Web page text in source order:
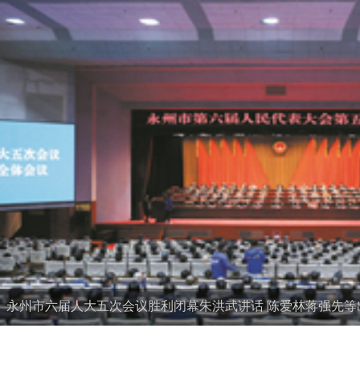
永州市六届人大五次会议胜利闭幕朱洪武讲话 陈爱林蒋强先等